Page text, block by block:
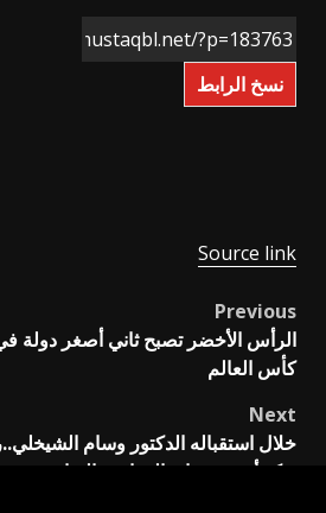
نسخ الرابط
Source link
Post
navigation
Previous
الرأس الأخضر تصبح ثاني أصغر دولة في
كأس العالم
Next
خلال استقباله الدكتور وسام
يؤكد أهمية رعاية المواهب الرياضية